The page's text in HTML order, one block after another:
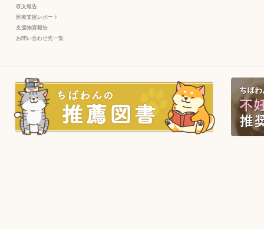
収支報告
医療支援レポート
支援物資報告
お問い合わせ先一覧